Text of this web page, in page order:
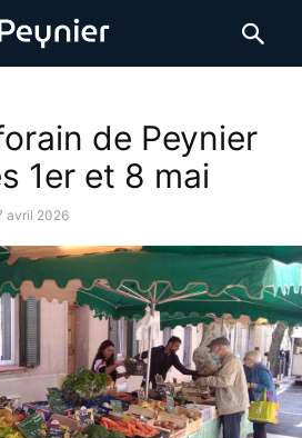
de Peynier
1er et 8 mai
avril 2026